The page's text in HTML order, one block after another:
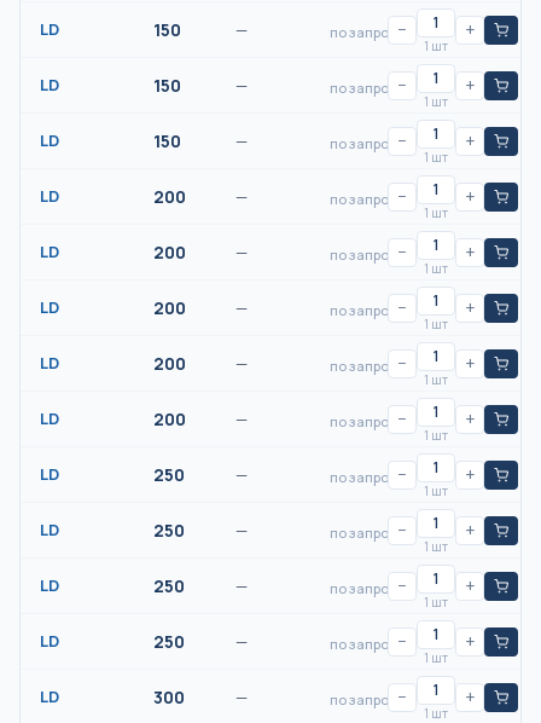
LD 150 — по запросу−
1 шт
+
LD 150 — по запросу−
1 шт
+
LD 150 — по запросу−
1 шт
+
LD 200 — по запросу−
1 шт
+
LD 200 — по запросу−
1 шт
+
LD 200 — по запросу−
1 шт
+
LD 200 — по запросу−
1 шт
+
LD 200 — по запросу−
1 шт
+
LD 250 — по запросу−
1 шт
+
LD 250 — по запросу−
1 шт
+
LD 250 — по запросу−
1 шт
+
LD 250 — по запросу−
1 шт
+
LD 300 — по запросу−
1 шт
+